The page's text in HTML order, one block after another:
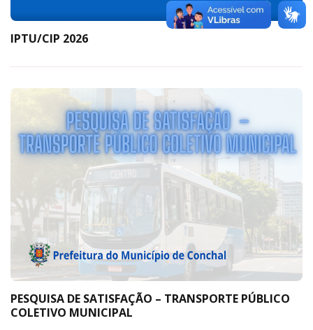
IPTU/CIP 2026
PESQUISA DE SATISFAÇÃO – TRANSPORTE PÚBLICO
COLETIVO MUNICIPAL